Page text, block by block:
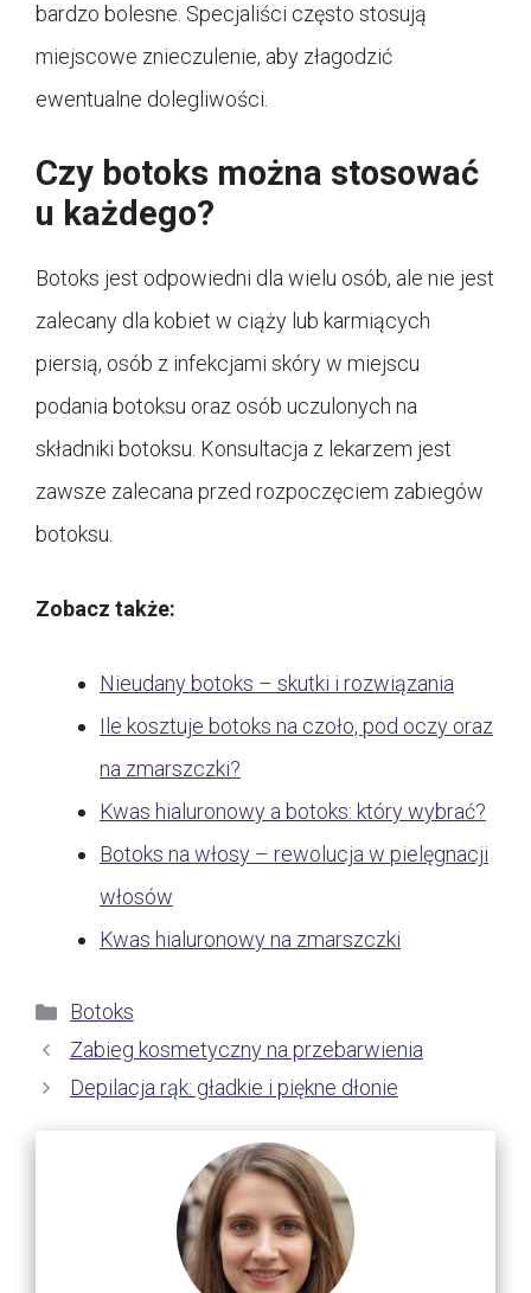
bardzo bolesne. Specjaliści często stosują
miejscowe znieczulenie, aby złagodzić
ewentualne dolegliwości.
Czy botoks można stosować
u każdego?
Botoks jest odpowiedni dla wielu osób, ale nie jest
zalecany dla kobiet w ciąży lub karmiących
piersią, osób z infekcjami skóry w miejscu
podania botoksu oraz osób uczulonych na
składniki botoksu. Konsultacja z lekarzem jest
zawsze zalecana przed rozpoczęciem zabiegów
botoksu.
Zobacz także:
Nieudany botoks – skutki i rozwiązania
Ile kosztuje botoks na czoło, pod oczy oraz
na zmarszczki?
Kwas hialuronowy a botoks: który wybrać?
Botoks na włosy – rewolucja w pielęgnacji
włosów
Kwas hialuronowy na zmarszczki
Kategorie
Botoks
Zabieg kosmetyczny na przebarwienia
Depilacja rąk: gładkie i piękne dłonie